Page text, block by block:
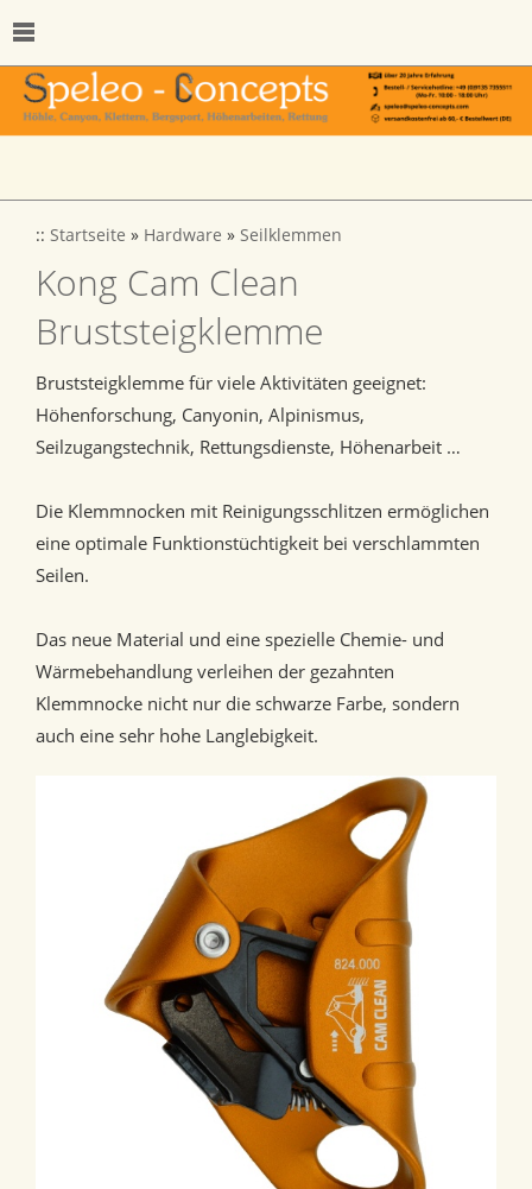
:: Startseite » Hardware » Seilklemmen
Kong Cam Clean
Bruststeigklemme
Bruststeigklemme für viele Aktivitäten geeignet:
Höhenforschung, Canyonin, Alpinismus,
Seilzugangstechnik, Rettungsdienste, Höhenarbeit …
Die Klemmnocken mit Reinigungsschlitzen ermöglichen
eine optimale Funktionstüchtigkeit bei verschlammten
Seilen.
Das neue Material und eine spezielle Chemie- und
Wärmebehandlung verleihen der gezahnten
Klemmnocke nicht nur die schwarze Farbe, sondern
auch eine sehr hohe Langlebigkeit.